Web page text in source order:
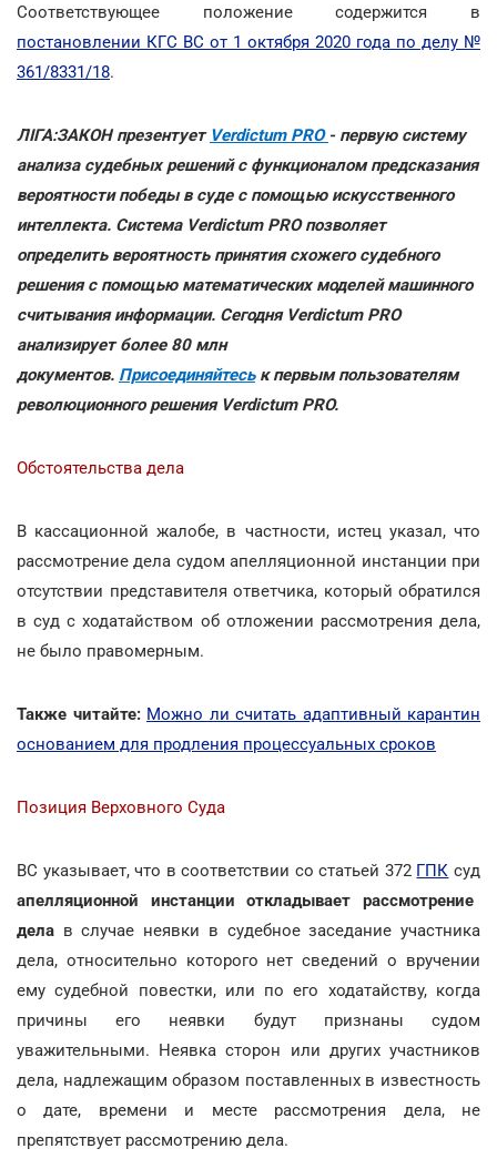
Соответствующее положение содержится в
постановлении КГС ВС от 1 октября 2020 года по делу №
361/8331/18.
ЛІГА:ЗАКОН презентует Verdictum PRO - первую систему
анализа судебных решений с функционалом предсказания
вероятности победы в суде с помощью искусственного
интеллекта. Система Verdictum PRO позволяет
определить вероятность принятия схожего судебного
решения с помощью математических моделей машинного
считывания информации. Сегодня Verdictum PRO
анализирует более 80 млн
документов. Присоединяйтеськ первым пользователям
революционного решения Verdictum PRO.
Обстоятельства дела
В кассационной жалобе, в частности, истец указал, что
рассмотрение дела судом апелляционной инстанции при
отсутствии представителя ответчика, который обратился
в суд с ходатайством об отложении рассмотрения дела,
не было правомерным.
Также читайте: Можно ли считать адаптивный карантин
основанием для продления процессуальных сроков
Позиция Верховного Суда
ВС указывает, что в соответствии со статьей 372 ГПК суд
апелляционной инстанции откладывает рассмотрение
дела в случае неявки в судебное заседание участника
дела, относительно которого нет сведений о вручении
ему судебной повестки, или по его ходатайству, когда
причины его неявки будут признаны судом
уважительными. Неявка сторон или других участников
дела, надлежащим образом поставленных в известность
о дате, времени и месте рассмотрения дела, не
препятствует рассмотрению дела.